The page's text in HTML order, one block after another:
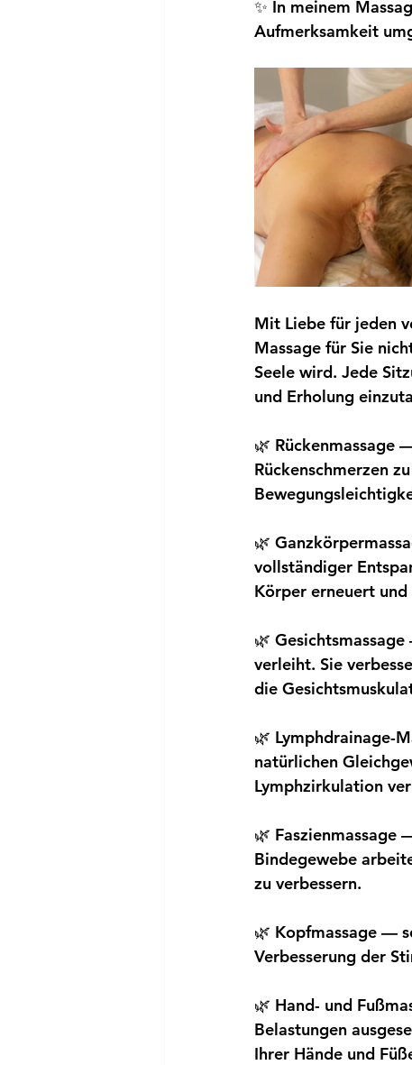
✨ In meinem
Aufmerksamkeit
Mit Liebe für jeden
Massage für Sie
Seele wird. Jede
und Erholung
🌿 Rückenmassage
Rückenschmerzen
🌿
vollständiger
Körper erneuert
🌿
verleiht. Sie
die
🌿 Lymphdrainage-
natürlichen
Lymphzirkulation
🌿
Bindegewebe
zu verbessern.
🌿 Kopfmassage —
Verbesserung der
🌿 Hand- und
Belastungen
Ihrer Hände und